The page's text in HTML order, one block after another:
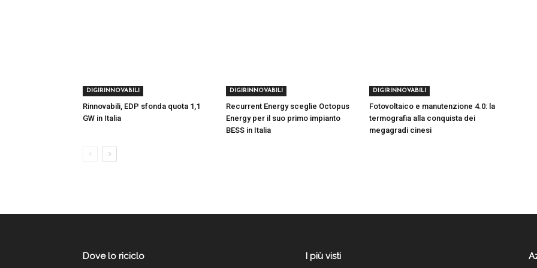
DIGIRINNOVABILI
Rinnovabili, EDP sfonda quota 1,1
GW in Italia
DIGIRINNOVABILI
Recurrent Energy sceglie Octopus
Energy per il suo primo impianto
BESS in Italia
DIGIRINNOVABILI
Fotovoltaico e manutenzione 4.0: la
termografia alla conquista dei
megagradi cinesi
Dove lo riciclo I più visti